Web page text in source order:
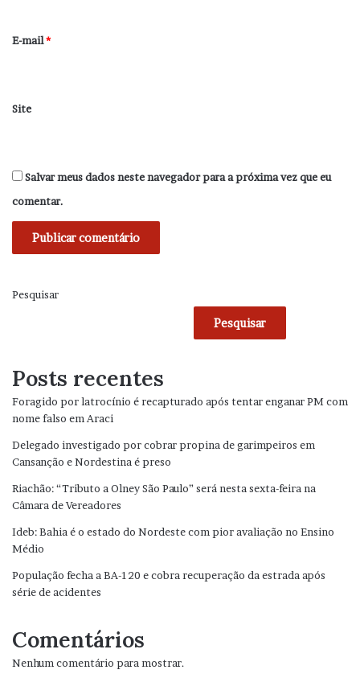
*
E-mail*
Site
Salvar meus dados neste navegador para a próxima vez que eu
comentar.
Pesquisar
Pesquisar
Posts recentes
Foragido por latrocínio é recapturado após tentar enganar PM com
nome falso em Araci
Delegado investigado por cobrar propina de garimpeiros em
Cansanção e Nordestina é preso
Riachão: “Tributo a Olney São Paulo” será nesta sexta-feira na
Câmara de Vereadores
Ideb: Bahia é o estado do Nordeste com pior avaliação no Ensino
Médio
População fecha a BA-120 e cobra recuperação da estrada após
série de acidentes
Comentários
Nenhum comentário para mostrar.